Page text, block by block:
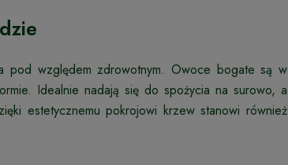
pod względem zdrowotnym. Owoce bogate są w
Idealnie nadają się do spożycia na surowo, a
estetycznemu pokrojowi krzew stanowi również